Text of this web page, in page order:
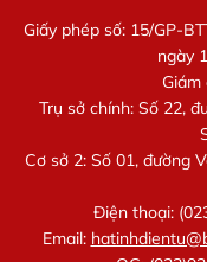
Giấy phép số: 15/GP-
ngày
Trụ sở chính: Số 22,
Cơ sở 2: Số 01, đường
Điện thoại:
Email: